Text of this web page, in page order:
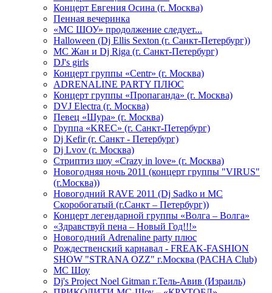
Концерт Евгения Осина (г. Москва)
Пенная вечеринка
«МС ШОУ» продолжение следует...
Halloween (Dj Ellis Sexton (г. Санкт-Петербург))
МС Жан и Dj Riga (г. Санкт-Петербург)
DJ's girls
Концерт группы «Centr» (г. Москва)
ADRENALINE PARTY ПЛЮС
Концерт группы «Пропаганда» (г. Москва)
DVJ Electra (г. Москва)
Певец «Шура» (г. Москва)
Группа «KREC» (г. Санкт-Петербург)
Dj Kefir (г. Санкт - Петербург)
Dj Lvov (г. Москва)
Стриптиз шоу «Crazy in love» (г. Москва)
Новогодняя ночь 2011 (концерт группы "VIRUS"
(г.Москва))
Новогодний RAVE 2011 (Dj Sadko и MC
Скоробогатый (г.Санкт – Петербург))
Концерт легендарной группы «Волга – Волга»
«Здравствуй пена – Новый Год!!!»
Новогодний Adrenaline party плюс
Рождественский карнавал - FREAK-FASHION
SHOW "STRANA OZZ" г.Москва (PACHA Club)
MC Шоу
Dj's Project Noel Gitman г.Тель-Авив (Израиль)